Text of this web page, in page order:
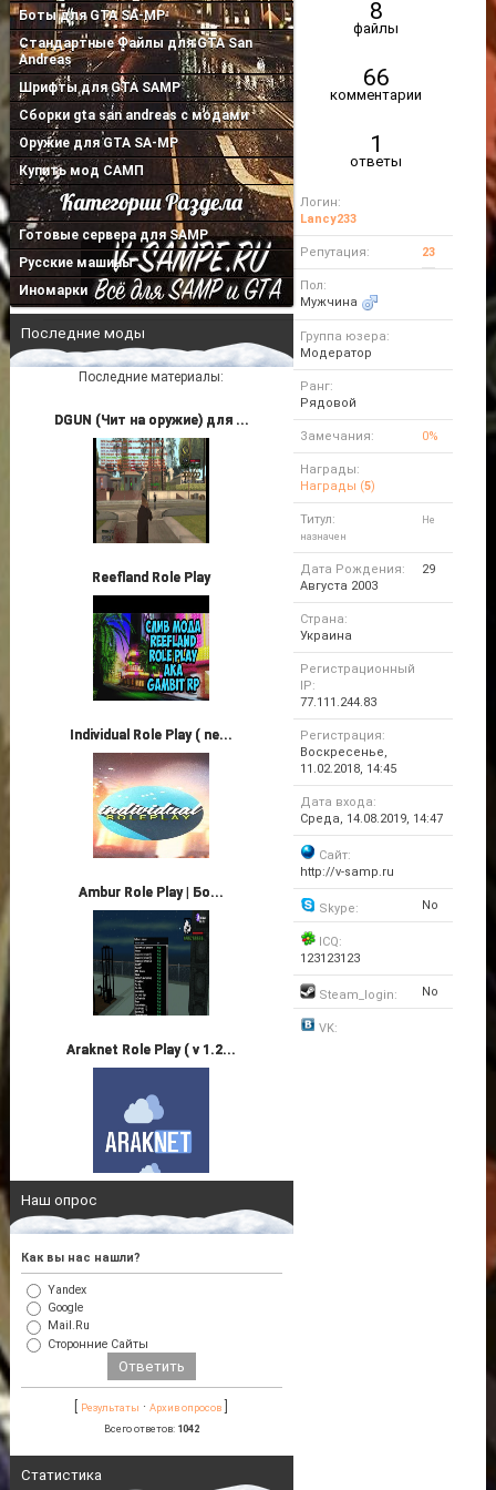
Подробнее...
26.01.2019
Боты для GTA SA-MP
Стандартные Файлы для GTA San
Andreas
Шрифты для GTA SAMP
Сборки gta san andreas с модами
Оружие для GTA SA-MP
Купить мод САМП
Готовые сервера для SAMP
Русские машины
Иномарки
Последние моды
Последние материалы:
DGUN (Чит на оружие) для ...
Reefland Role Play
Individual Role Play ( ne...
Ambur Role Play | Бо...
Araknet Role Play ( v 1.2...
Наш опрос
Как вы нас нашли?
Yandex
Google
Mail.Ru
Сторонние Сайты
Результаты ·Архив опросов
Всего ответов: 1042
Статистика
8
файлы
66
комментарии
1
ответы
Логин:
Lancy233
Репутация: 23
Пол:
Мужчина
Группа юзера:
Модератор
Ранг:
Рядовой
Замечания: 0%
Награды:
Награды (5)
Титул:
Не
назначен
Дата Рождения:
29
Августа 2003
Страна:
Украина
Регистрационный
IP:
77.111.244.83
Регистрация:
Воскресенье,
11.02.2018, 14:45
Дата входа:
Среда, 14.08.2019, 14:47
Сайт:
http://v-samp.ru
Skype: No
ICQ:
123123123
Steam_login: No
VK: